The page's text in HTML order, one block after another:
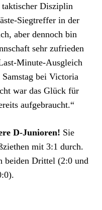
Disziplin
Siegtreffer in der
aber dennoch bin
sehr zufrieden
Minute-Ausgleich
Samstag bei Victoria
war das Glück für
aufgebraucht.“
D-Junioren! Sie
mit 3:1 durch.
beiden Drittel (2:0 und